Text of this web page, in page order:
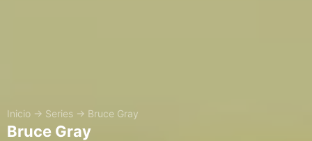
Inicio → Series → Bruce Gray
Bruce Gray